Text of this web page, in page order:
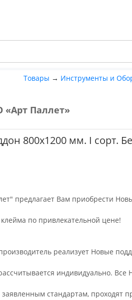
Товары → Инструменты и
«Арт Паллет»
800х1200 мм. I сорт.
предлагает Вам приобрести
по привлекательной цене!
реализует Новые
индивидуально.
заявленным стандартам, проходят